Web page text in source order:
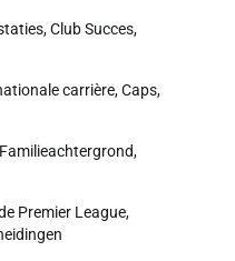
Club Succes,
carrière, Caps,
Premier League,